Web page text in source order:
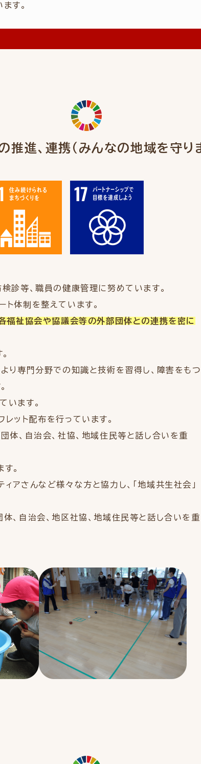
す。
推進、連携 （みんなの地域を守り
診等、職員の健康管理に努めています。
体制を整えています。
福祉協会や協議会等の外部団体との連携を密に
り専門分野での知識と技術を習得し、障害をもつ
います。
ット配布を行っています。
体、自治会、社協、地域住民等と話し合いを重
。
アさんなど様々な方と協力し、「地域共生社会」
、自治会、地区社協、地域住民等と話し合いを重